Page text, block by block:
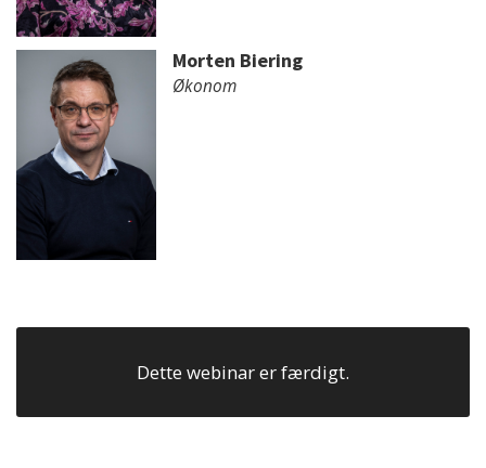
Morten Biering
Økonom
Dette webinar er færdigt.